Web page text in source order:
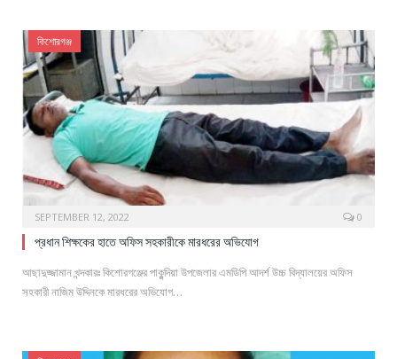
কিশোরগঞ্জ
SEPTEMBER 12, 2022 0
প্রধান শিক্ষকের হাতে অফিস সহকারীকে মারধরের অভিযোগ
আছাদুজ্জামান খন্দকারঃ কিশোরগঞ্জের পাকুন্দিয়া উপজেলার এমডিপি আদর্শ উচ্চ বিদ্যালয়ের অফিস
সহকারী নাজিম উদ্দিনকে মারধরের অভিযোগ…